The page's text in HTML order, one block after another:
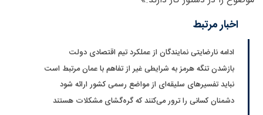
اخبار مرتبط
ادامه نارضایتی نمایندگان از عملکرد تیم اقتصادی دولت
بازشدن تنگه هرمز به شرایطی غیر از تفاهم با عمان مرتبط است
نباید تفسیرهای سلیقه‌ای از مواضع رسمی کشور ارائه شود
دشمنان کسانی را ترور می‌کنند که گره‌گشای مشکلات هستند